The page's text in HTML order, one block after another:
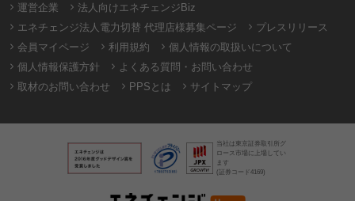
運営企業
法人向けエネチェンジBiz
エネチェンジ法人電力切替 代理店様募集ページ
プレスリリース
会員マイページ
利用規約
個人情報の取扱いについて
個人情報保護方針
よくある質問・お問い合わせ
取材のお問い合わせ
PPSとは サイトマップ
当社は東京証券取引所グ
ロース市場に上場してい
ます
(証券コード4169)